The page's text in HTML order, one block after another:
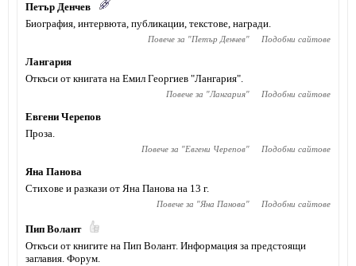
Петър Денчев
Биография, интервюта, публикации, текстове, награди.
Повече за "Петър Денчев" Подобни сайтове
Лангария
Откъси от книгата на Емил Георгиев "Лангария".
Повече за "Лангария" Подобни сайтове
Евгени Черепов
Проза.
Повече за "Евгени Черепов" Подобни сайтове
Яна Панова
Стихове и разкази от Яна Панова на 13 г.
Повече за "Яна Панова" Подобни сайтове
Пип Волант
Откъси от книгите на Пип Волант. Информация за предстоящи
заглавия. Форум.